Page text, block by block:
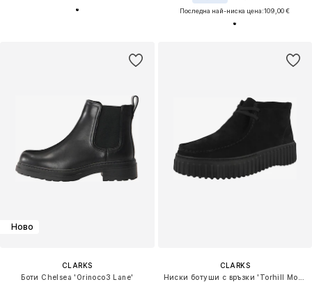
Последна най-ниска цена:109,00 €
Ново
CLARKS
Боти Chelsea 'Orinoco3 Lane'
CLARKS